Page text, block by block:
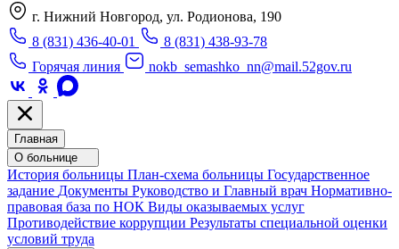
г. Нижний Новгород, ул. Родионова, 190
8 (831) 436-40-01
8 (831) 438-93-78
Горячая линия
nokb_semashko_nn@mail.52gov.ru
Главная
О больнице
История больницы План-схема больницы Государственное
задание Документы Руководство и Главный врач Нормативно-
правовая база по НОК Виды оказываемых услуг
Противодействие коррупции Результаты специальной оценки
условий труда